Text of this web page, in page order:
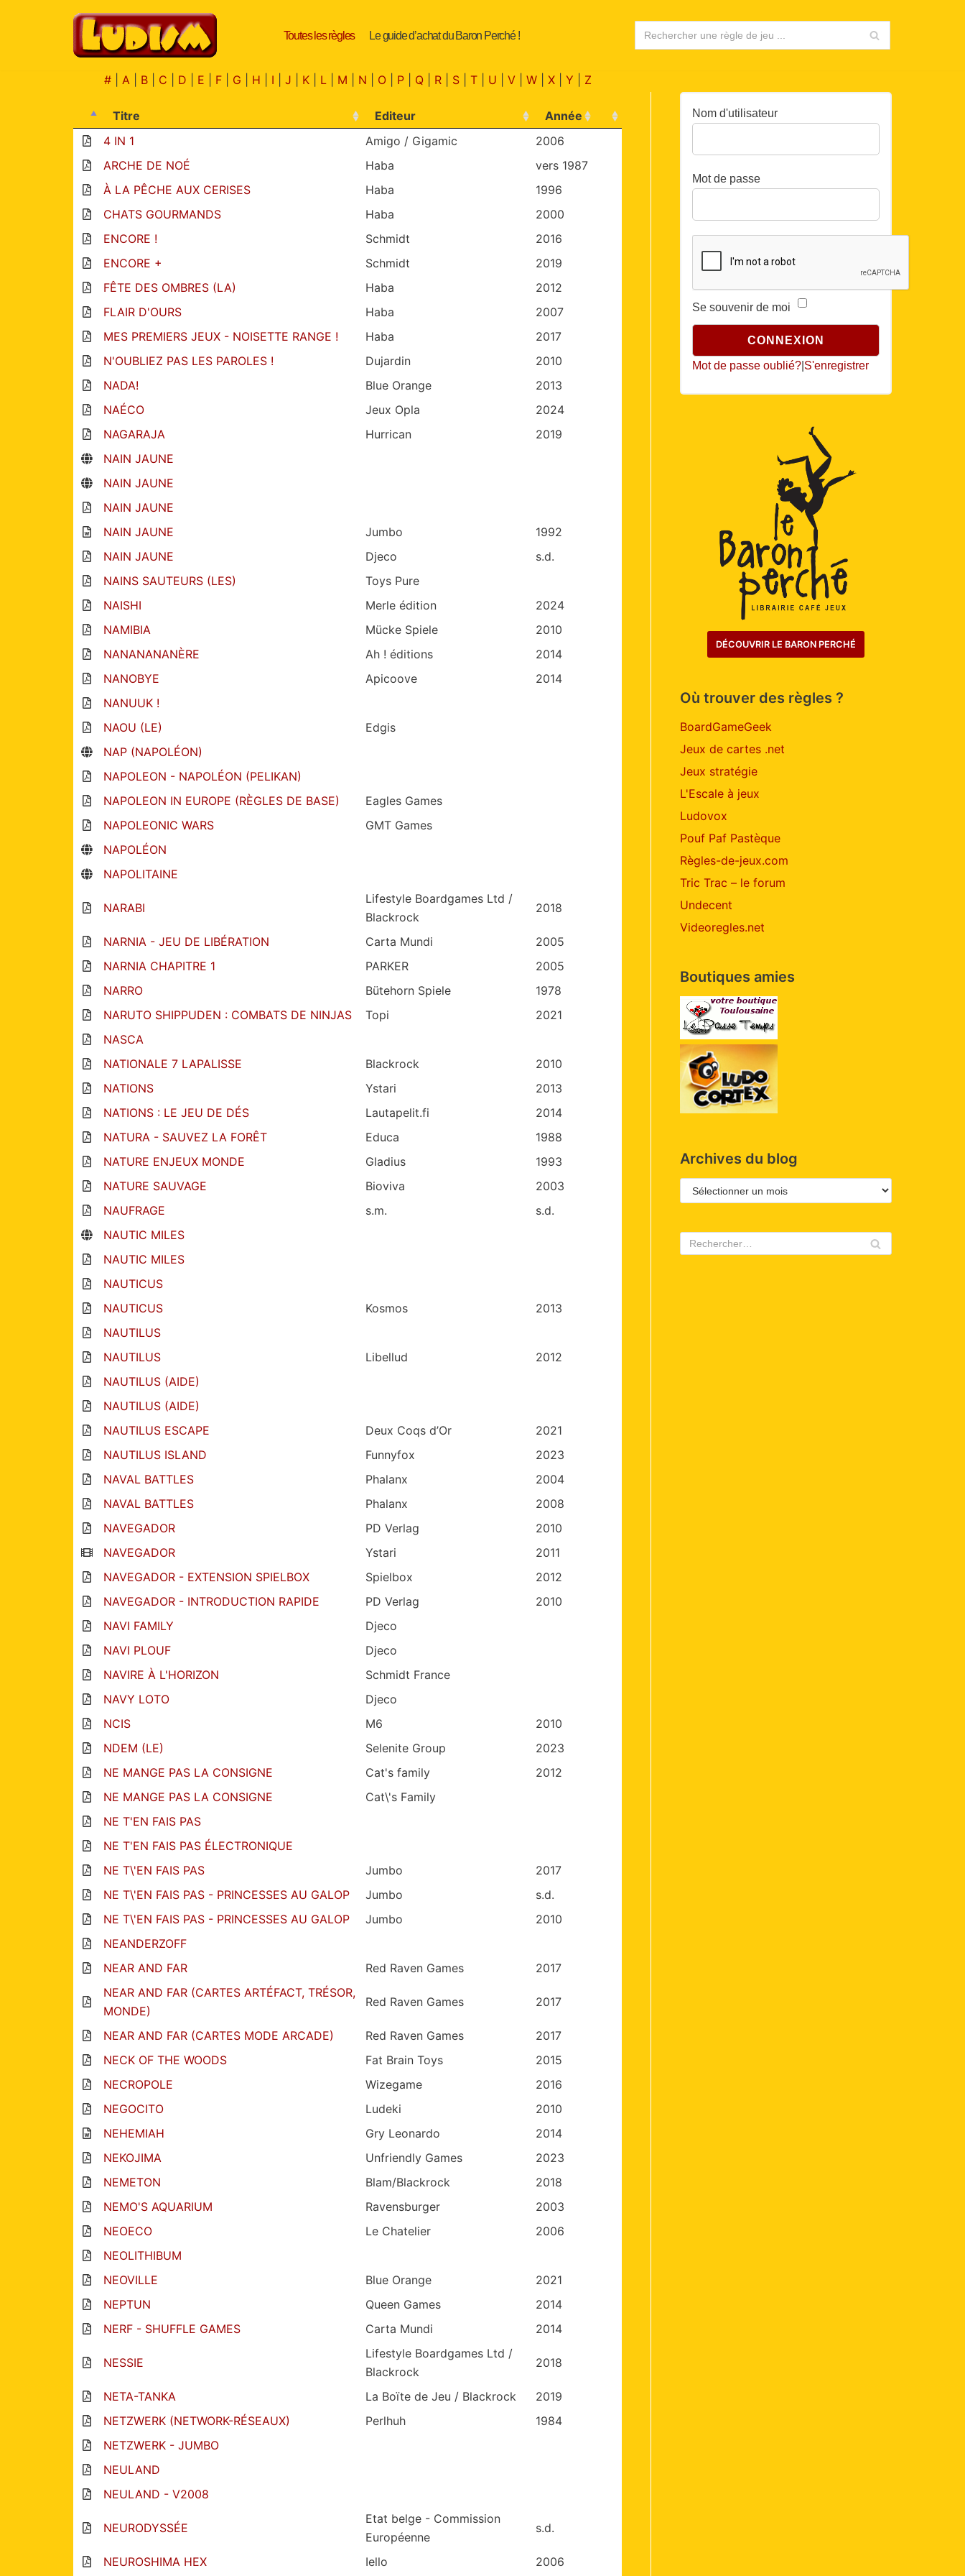
Toutes les règles Le guide d’achat du Baron Perché !
#| A| B| C D E F| G H I J K| L| M N O| P| Q| R| S| T| U V| W| X| Y Z
Titre Editeur
Année
4 IN 1
Amigo / Gigamic
2006
ARCHE DE NOÉ
Haba
vers 1987
À LA PÊCHE AUX CERISES
Haba
1996
CHATS GOURMANDS
Haba
2000
ENCORE !
Schmidt
2016
ENCORE +
Schmidt
2019
FÊTE DES OMBRES (LA)
Haba
2012
FLAIR D'OURS
Haba
2007
MES PREMIERS JEUX - NOISETTE RANGE !
Haba
2017
N'OUBLIEZ PAS LES PAROLES !
Dujardin
2010
NADA!
Blue Orange
2013
NAÉCO
Jeux Opla
2024
NAGARAJA
Hurrican
2019
NAIN JAUNE
NAIN JAUNE
NAIN JAUNE
NAIN JAUNE
Jumbo
1992
NAIN JAUNE
Djeco
s.d.
NAINS SAUTEURS (LES)
Toys Pure
NAISHI
Merle édition
2024
NAMIBIA
Mücke Spiele
2010
NANANANANÈRE
Ah ! éditions
2014
NANOBYE
Apicoove
2014
NANUUK !
NAOU (LE)
Edgis
NAP (NAPOLÉON)
NAPOLEON - NAPOLÉON (PELIKAN)
NAPOLEON IN EUROPE (RÈGLES DE BASE)
Eagles Games
NAPOLEONIC WARS
GMT Games
NAPOLÉON
NAPOLITAINE
NARABI
Lifestyle Boardgames Ltd /
Blackrock
2018
NARNIA - JEU DE LIBÉRATION Carta Mundi
2005
NARNIA CHAPITRE 1
PARKER
2005
NARRO
Bütehorn Spiele
1978
NARUTO SHIPPUDEN : COMBATS DE NINJAS
Topi
2021
NASCA
NATIONALE 7 LAPALISSE
Blackrock
2010
NATIONS
Ystari
2013
NATIONS : LE JEU DE DÉS
Lautapelit.fi
2014
NATURA - SAUVEZ LA FORÊT
Educa
1988
NATURE ENJEUX MONDE
Gladius
1993
NATURE SAUVAGE
Bioviva
2003
NAUFRAGE
s.m.
s.d.
NAUTIC MILES
NAUTIC MILES
NAUTICUS
NAUTICUS
Kosmos
2013
NAUTILUS
NAUTILUS
Libellud
2012
NAUTILUS (AIDE)
NAUTILUS (AIDE)
NAUTILUS ESCAPE
Deux Coqs d’Or
2021
NAUTILUS ISLAND
Funnyfox
2023
NAVAL BATTLES
Phalanx
2004
NAVAL BATTLES
Phalanx
2008
NAVEGADOR
PD Verlag
2010
NAVEGADOR
Ystari
2011
NAVEGADOR - EXTENSION SPIELBOX
Spielbox
2012
NAVEGADOR - INTRODUCTION RAPIDE
PD Verlag
2010
NAVI FAMILY
Djeco
NAVI PLOUF
Djeco
NAVIRE À L'HORIZON
Schmidt France
NAVY LOTO
Djeco
NCIS
M6
2010
NDEM (LE)
Selenite Group
2023
NE MANGE PAS LA CONSIGNE
Cat's family
2012
NE MANGE PAS LA CONSIGNE
Cat\'s Family
NE T'EN FAIS PAS
NE T'EN FAIS PAS ÉLECTRONIQUE
NE T\'EN FAIS PAS
Jumbo
2017
NE T\'EN FAIS PAS - PRINCESSES AU GALOP
Jumbo
s.d.
NE T\'EN FAIS PAS - PRINCESSES AU GALOP
Jumbo
2010
NEANDERZOFF
NEAR AND FAR
Red Raven Games
2017
NEAR AND FAR (CARTES ARTÉFACT, TRÉSOR,
MONDE)
Red Raven Games 2017
NEAR AND FAR (CARTES MODE ARCADE) Red Raven Games
2017
NECK OF THE WOODS
Fat Brain Toys
2015
NECROPOLE
Wizegame
2016
NEGOCITO
Ludeki
2010
NEHEMIAH
Gry Leonardo
2014
NEKOJIMA
Unfriendly Games
2023
NEMETON
Blam/Blackrock
2018
NEMO'S AQUARIUM
Ravensburger
2003
NEOECO
Le Chatelier
2006
NEOLITHIBUM
NEOVILLE
Blue Orange
2021
NEPTUN
Queen Games
2014
NERF - SHUFFLE GAMES
Carta Mundi 2014
NESSIE
Lifestyle Boardgames Ltd /
Blackrock
2018
NETA-TANKA La Boïte de Jeu / Blackrock
2019
NETZWERK (NETWORK-RÉSEAUX)
Perlhuh
1984
NETZWERK - JUMBO
NEULAND
NEULAND - V2008
NEURODYSSÉE
Etat belge - Commission
Européenne
s.d.
NEUROSHIMA HEX Iello 2006
Nom d'utilisateur
Mot de passe
Se souvenir de moi
Mot de passe oublié? S'enregistrer
DÉCOUVRIR LE BARON PERCHÉ
Où trouver des règles ?
BoardGameGeek
Jeux de cartes .net
Jeux stratégie
L'Escale à jeux
Ludovox
Pouf Paf Pastèque
Règles-de-jeux.com
Tric Trac – le forum
Undecent
Videoregles.net
Boutiques amies
Archives du blog